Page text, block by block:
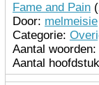
Fame and Pain
Door: melmeisie
Categorie:
Aantal woorden:
Aantal